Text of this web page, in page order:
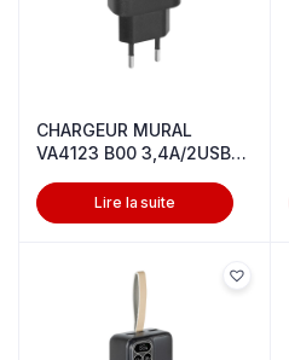
CHARGEUR MURAL
VA4123 B00 3,4A/2USB
Lire la suite